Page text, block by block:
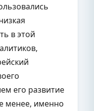
в этой
его развитие
менее, именно